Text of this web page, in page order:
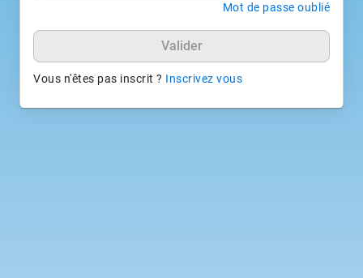
Mot de passe oublié
Valider
Vous n'êtes pas inscrit ? Inscrivez vous